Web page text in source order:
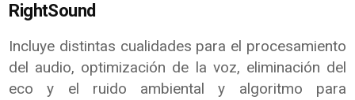
RightSound
Incluye distintas cualidades para el procesamiento
del audio, optimización de la voz, eliminación del
eco y el ruido ambiental y algoritmo para